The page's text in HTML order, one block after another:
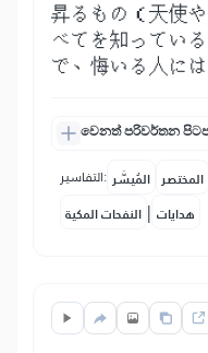
昇るもの（天使
べてを知ってい
で、悔いる人に
වෙනත් පරිවර්තන
التفاسير: المُيسَّر المختصر
النفحات المكية | هدايات